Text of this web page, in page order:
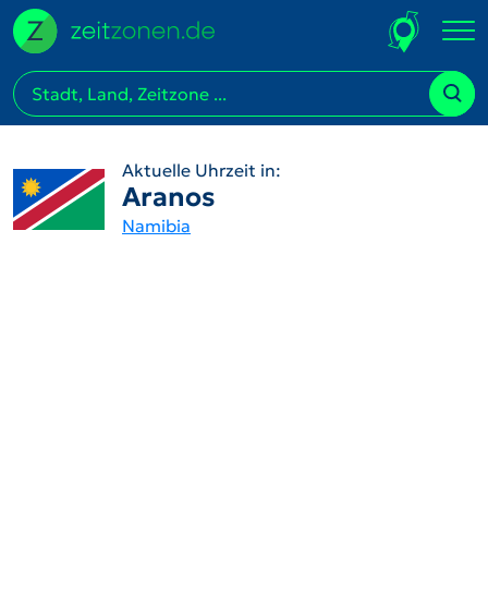
Aktuelle Uhrzeit in:
Aranos
Namibia